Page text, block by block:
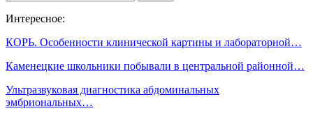
Интересное:
КОРЬ. Особенности клинической картины и лабораторной…
Каменецкие школьники побывали в центральной районной…
Ультразвуковая диагностика абдоминальных
эмбриональных…